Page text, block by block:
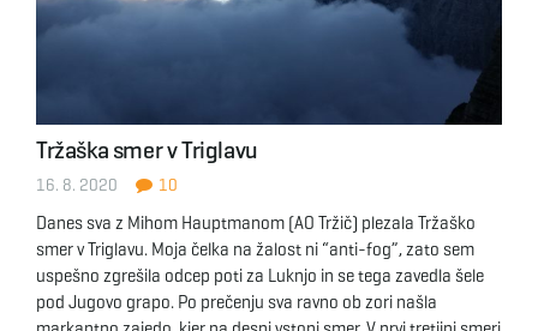
Tržaška smer v Triglavu
16. 8. 2020 10
Danes sva z Mihom Hauptmanom (AO Tržič) plezala Tržaško
smer v Triglavu. Moja čelka na žalost ni “anti-fog”, zato sem
uspešno zgrešila odcep poti za Luknjo in se tega zavedla šele
pod Jugovo grapo. Po prečenju sva ravno ob zori našla